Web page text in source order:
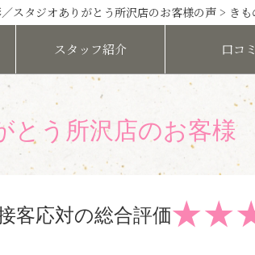
スタジオありがとう所沢店のお客様の声 > き
スタッフ紹介 口コミ
とう所沢店のお客様
客応対の総合評価 ★
★